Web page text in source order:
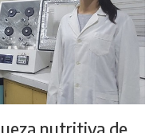
nutritiva de